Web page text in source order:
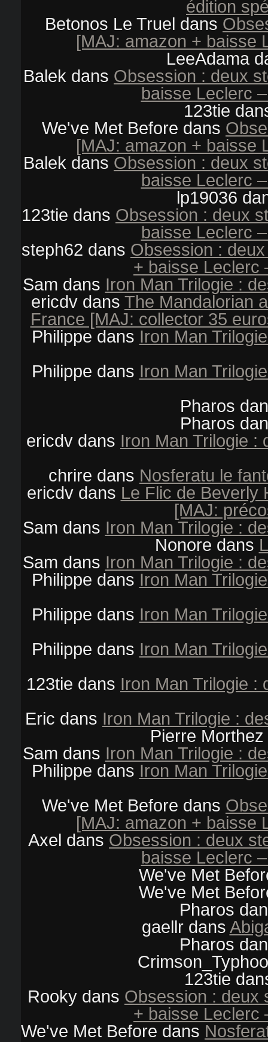
édition
Betonos Le Truel dans
[MAJ: amazon + baisse
LeeAdama
Balek dans Obsession : deux
baisse Leclerc
123tie
We've Met Before dans
[MAJ: amazon + baisse
Balek dans Obsession : deux
baisse Leclerc
lp19036
123tie dans Obsession : deux
baisse Leclerc
steph62 dans Obsession :
+ baisse Leclerc
Sam dans Iron Man Trilogie :
ericdv dans The Mandalorian
France [MAJ: collector 35
Philippe dans Iron Man
Philippe dans Iron Man
Pharos
Pharos
ericdv dans Iron Man Trilogie :
chrire dans Nosferatu le
ericdvdans Le Flic de Beverly
[MAJ:
Sam dans Iron Man Trilogie :
Nonore dans
Sam dans Iron Man Trilogie :
Philippe dans Iron Man
Philippe dans Iron Man
Philippe dans Iron Man
123tie dans Iron Man Trilogie :
Eric dans Iron Man Trilogie :
Pierre Morthez
Sam dans Iron Man Trilogie :
Philippe dans Iron Man
We've Met Before dans
[MAJ: amazon + baisse
Axel dans Obsession : deux
baisse Leclerc
We've Met
We've Met
Pharos
gaellrdans
Pharos
123tie
Rooky dans Obsession : deux
+ baisse Leclerc
We've Met Before dans